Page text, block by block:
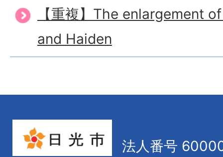
【重複】The enlargement
and Haiden
法人番号